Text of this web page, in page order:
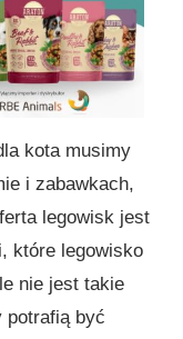
kota musimy
i zabawkach,
legowisk jest
które legowisko
nie jest takie
potrafią być